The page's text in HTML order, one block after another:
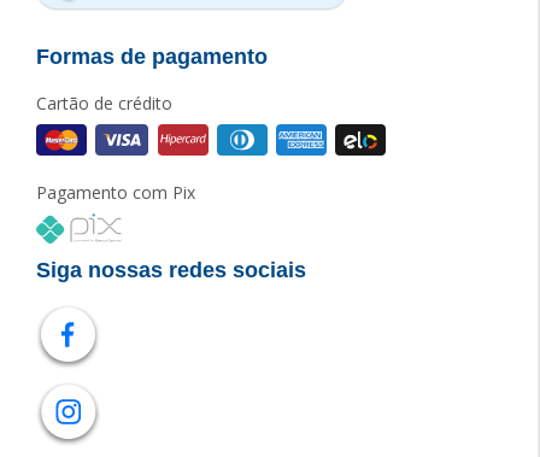
Formas de pagamento
Cartão de crédito
Pagamento com Pix
Siga nossas redes sociais